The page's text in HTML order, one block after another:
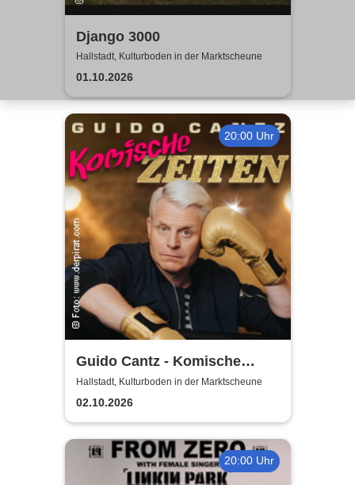
Django 3000
Hallstadt, Kulturboden in der Marktscheune
01.10.2026
20:00 Uhr
Guido Cantz - Komische
Zeiten | Das neue Programm
Hallstadt, Kulturboden in der Marktscheune
02.10.2026
20:00 Uhr